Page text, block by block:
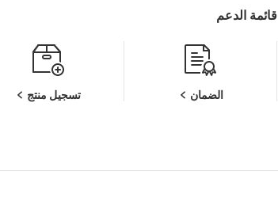
قائمة الدعم
الضمان تسجيل منتج